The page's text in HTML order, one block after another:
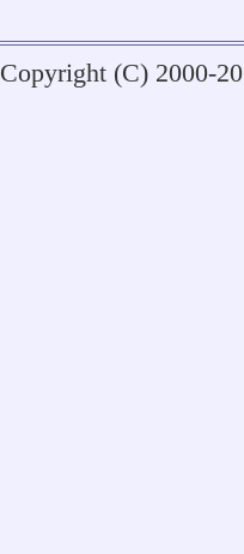
Copyright (C) 2000-